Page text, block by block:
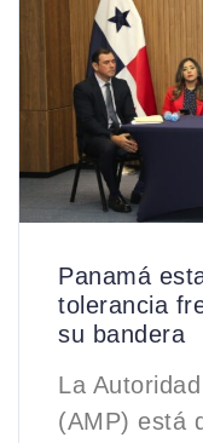
Panamá
tolerancia
su bandera
La
(AMP) está